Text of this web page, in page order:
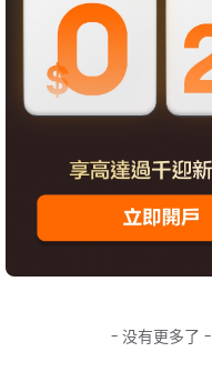
- 没有更多了 -